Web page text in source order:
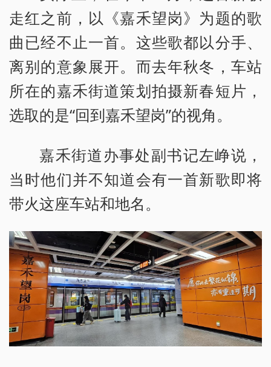
走红之前，以《嘉禾望岗》为题的歌
曲已经不止一首。这些歌都以分手、
离别的意象展开。而去年秋冬，车站
所在的嘉禾街道策划拍摄新春短片，
选取的是“回到嘉禾望岗”的视角。
嘉禾街道办事处副书记左峥说，
当时他们并不知道会有一首新歌即将
带火这座车站和地名。